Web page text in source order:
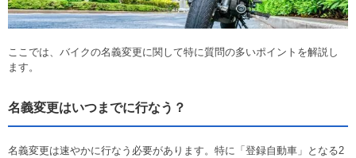
ここでは、バイクの名義変更に関して特に質問の多いポイントを解説し
ます。
名義変更はいつまでに行なう？
名義変更は速やかに行なう必要があります。特に「登録自動車」となる2